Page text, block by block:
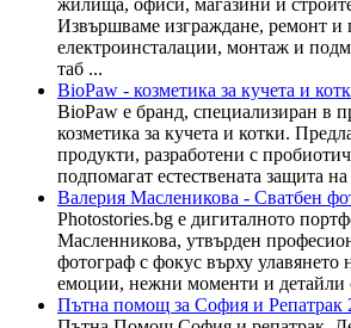
жилища, офиси, магазини и
Извършваме изграждане, ремонт и
електроинсталации, монтаж и
таб ...
BioPaw - козметика за кучета и
BioPaw е бранд, специализиран в
козметика за кучета и котки.
продукти, разработени с
подпомагат естествената защита
Валерия Масленикова - Сватбен
Photostories.bg е дигиталното
Масленникова, утвърден
фотограф с фокус върху улавянето
емоции, нежни моменти и детайли
Пътна помощ за София и Репатрак